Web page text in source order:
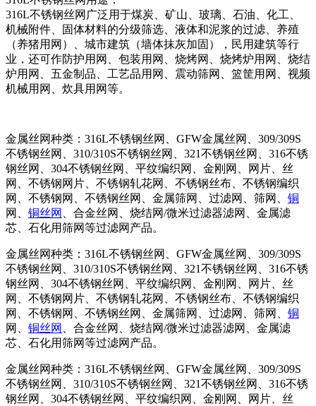
316L不锈钢丝网广泛用于煤炭、矿山、玻璃、石油、化工、
机械附件、固体材料的分级筛选、液体和泥浆的过滤、养殖
（养猪用网）、城市建筑（墙体抹灰加固），民用建筑等行
业，还可作防护用网、包装用网、烧烤网、烧烤炉用网、烧结
炉用网、五金制品、工艺品用网、震动筛网、篮筐用网、视频
机械用网、炊具用网等。
金属丝网种类：316L不锈钢丝网、GFW金属丝网、309/309S
不锈钢丝网、310/310S不锈钢丝网、321不锈钢丝网、316不锈
钢丝网、304不锈钢丝网、平纹编织网、金刚网、网片、丝
网、不锈钢网片、不锈钢轧花网、不锈钢丝布、不锈钢编织
网、不锈钢网、不锈钢丝网、金属筛网、过滤网、筛网、 铜
网、 铜丝网
、合金丝网、烧结网/微米过滤器滤网、金属滤
芯、石化用筛网等过滤网产品。
金属丝网种类：316L不锈钢丝网、GFW金属丝网、309/309S
不锈钢丝网、310/310S不锈钢丝网、321不锈钢丝网、316不锈
钢丝网、304不锈钢丝网、平纹编织网、金刚网、网片、丝
网、不锈钢网片、不锈钢轧花网、不锈钢丝布、不锈钢编织
网、不锈钢网、不锈钢丝网、金属筛网、过滤网、筛网、 铜
网、 铜丝网
、合金丝网、烧结网/微米过滤器滤网、金属滤
芯、石化用筛网等过滤网产品。
金属丝网种类：316L不锈钢丝网、GFW金属丝网、309/309S
不锈钢丝网、310/310S不锈钢丝网、321不锈钢丝网、316不锈
钢丝网、304不锈钢丝网、平纹编织网、金刚网、网片、丝